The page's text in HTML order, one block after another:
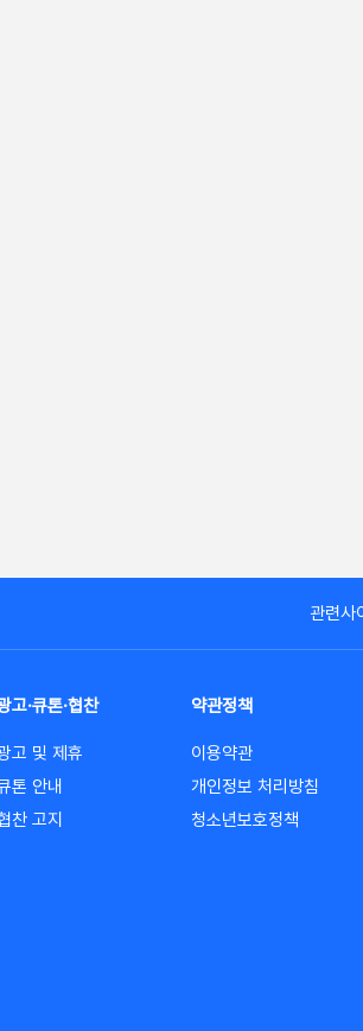
관련사
고·큐톤·협찬
고 및 제휴
톤 안내
찬 고지
약관정책
이용약관
개인정보 처리방침
청소년보호정책